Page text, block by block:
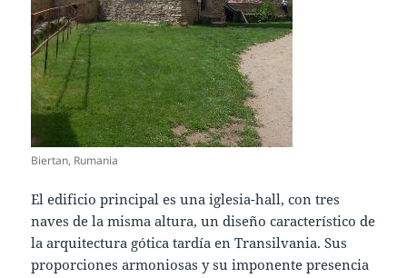
Biertan, Rumania
El edificio principal es una iglesia-hall, con tres
naves de la misma altura, un diseño característico de
la arquitectura gótica tardía en Transilvania. Sus
proporciones armoniosas y su imponente presencia